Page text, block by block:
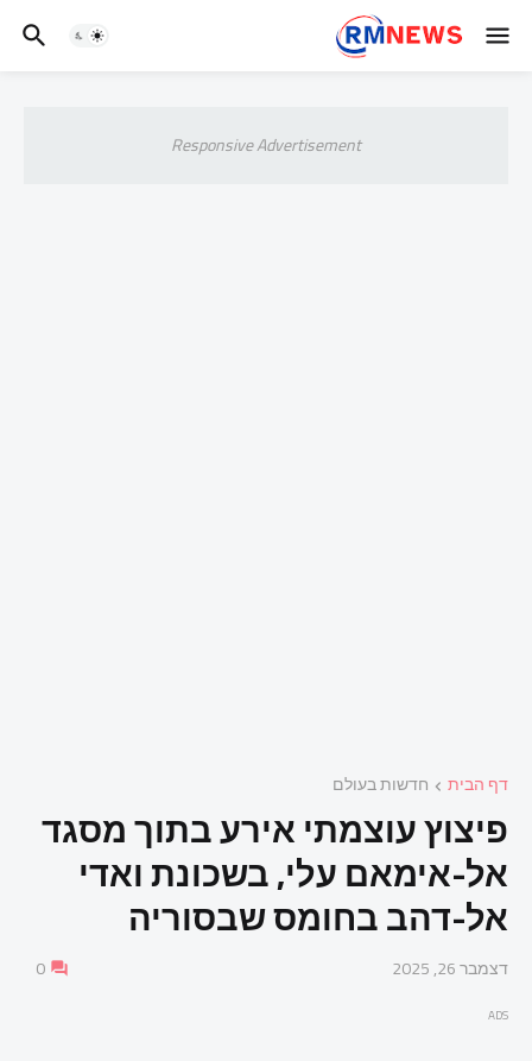
Responsive Advertisement
דף הבית חדשות בעולם
פיצוץ עוצמתי אירע בתוך מסגד
אל-אימאם עלי, בשכונת ואדי
אל-דהב בחומס שבסוריה
דצמבר 26, 2025 0
ADS